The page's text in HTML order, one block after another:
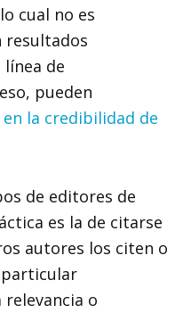
cual no es
resultados
de
pueden
la credibilidad de
de editores de
es la de citarse
autores los citen o
o